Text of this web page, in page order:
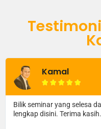

selesa dan kemudahan yang
kasih.